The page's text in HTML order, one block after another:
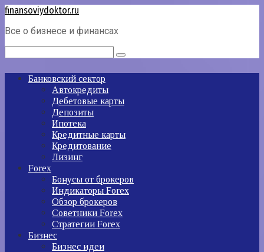
Перейти
контенту
finansoviydoktor.ru
Все о бизнесе и финансах
Банковский сектор
Автокредиты
Дебетовые карты
Депозиты
Ипотека
Кредитные карты
Кредитование
Лизинг
Forex
Бонусы от брокеров
Индикаторы Forex
Обзор брокеров
Советники Forex
Стратегии Forex
Бизнес
Бизнес идеи